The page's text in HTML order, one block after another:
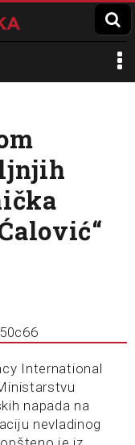
International
napada na
nevladinog